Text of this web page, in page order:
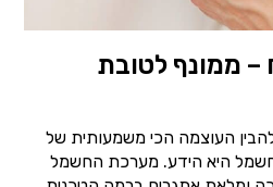
– ממונף לטובת
העוצמה הכי משמעותית של
היא הידע. מערכת החשמל